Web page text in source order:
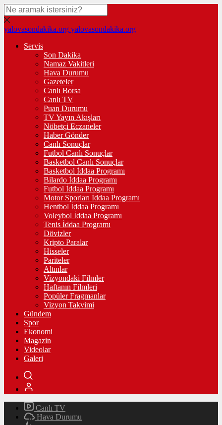
yalovasondakika.org yalovasondakika.org
Servis
Son Dakika
Namaz Vakitleri
Hava Durumu
Gazeteler
Canlı Borsa
Canlı TV
Puan Durumu
TV Yayın Akışları
Nöbetçi Eczaneler
Haber Gönder
Canlı Sonuçlar
Futbol Canlı Sonuçlar
Basketbol Canlı Sonuçlar
Basketbol İddaa Programı
Bilardo İddaa Programı
Futbol İddaa Programı
Motor Sporları İddaa Programı
Hentbol İddaa Programı
Voleybol İddaa Programı
Tenis İddaa Programı
Dövizler
Kripto Paralar
Hisseler
Pariteler
Altınlar
Vizyondaki Filmler
Haftanın Filmleri
Popüler Fragmanlar
Vizyon Takvimi
Gündem
Spor
Ekonomi
Magazin
Videolar
Galeri
Canlı TV
Hava Durumu